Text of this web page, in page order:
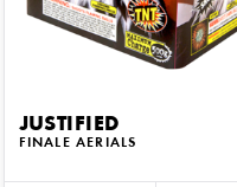
JUSTIFIED
FINALE AERIALS